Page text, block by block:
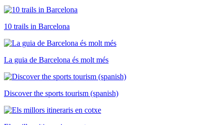
10 trails in Barcelona
La guia de Barcelona és molt més
Discover the sports tourism (spanish)